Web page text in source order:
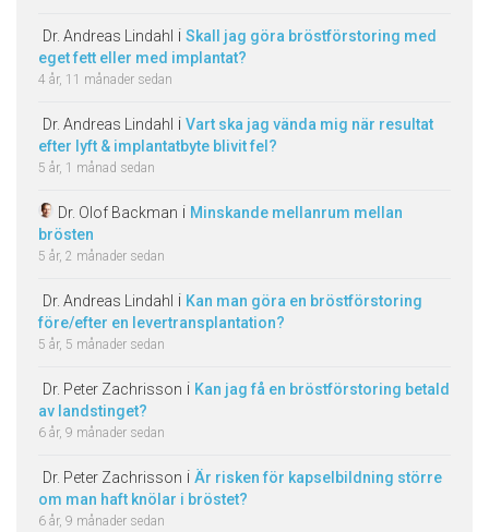
Dr. Andreas Lindahl i Skall jag göra bröstförstoring med
eget fett eller med implantat?
4 år, 11 månader sedan
Dr. Andreas Lindahl i Vart ska jag vända mig när resultat
efter lyft & implantatbyte blivit fel?
5 år, 1 månad sedan
Dr. Olof Backman i Minskande mellanrum mellan
brösten
5 år, 2 månader sedan
Dr. Andreas Lindahl i Kan man göra en bröstförstoring
före/efter en levertransplantation?
5 år, 5 månader sedan
Dr. Peter Zachrisson i Kan jag få en bröstförstoring betald
av landstinget?
6 år, 9 månader sedan
Dr. Peter Zachrisson i Är risken för kapselbildning större
om man haft knölar i bröstet?
6 år, 9 månader sedan